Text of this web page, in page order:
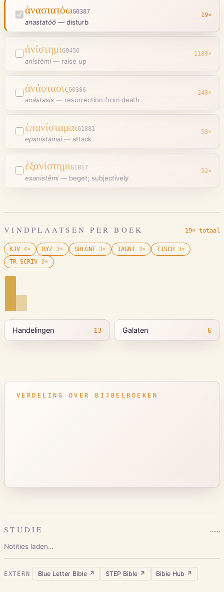
ἀναστατόωG0387
anastatóō — disturb
19×
ἀνίστημιG0450
anístēmi — raise up
1189×
ἀνάστασιςG0386
anástasis — resurrection from death
248×
ἐπανίσταμαιG1881
epanístamai — attack
58×
ἐξανίστημιG1817
exanístēmi — beget; subjectively
52×
VINDPLAATSEN PER BOEK 19× totaal
KJV 4× BYZ 3× SBLGNT 3× TAGNT 3× TISCH 3×
TR-SCRIV 3×
Handelingen 13 Galaten 6
VERDELING OVER BIJBELBOEKEN
STUDIE ……
Notities laden…
EXTERN Blue Letter Bible↗ STEP Bible↗ Bible Hub ↗